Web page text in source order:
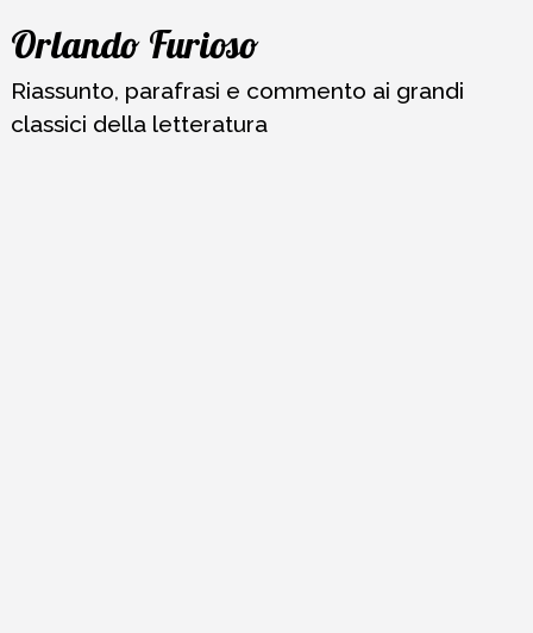
Vai
contenuto
Orlando Furioso
Riassunto, parafrasi e commento ai grandi
classici della letteratura